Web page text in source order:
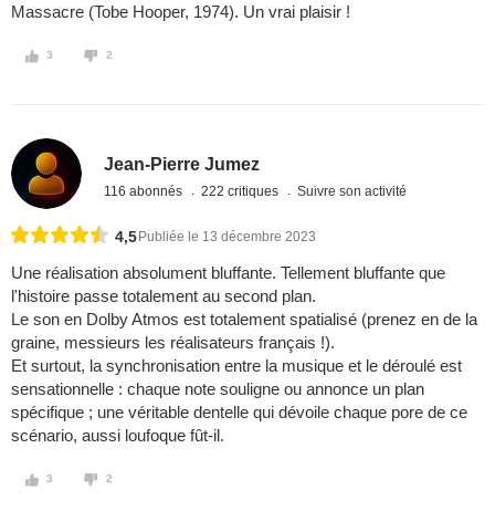
Massacre (Tobe Hooper, 1974). Un vrai plaisir !
3 2
Jean-Pierre Jumez
116 abonnés 222 critiques Suivre son activité
4,5 Publiée le 13 décembre 2023
Une réalisation absolument bluffante. Tellement bluffante que
l'histoire passe totalement au second plan.
Le son en Dolby Atmos est totalement spatialisé (prenez en de la
graine, messieurs les réalisateurs français !).
Et surtout, la synchronisation entre la musique et le déroulé est
sensationnelle : chaque note souligne ou annonce un plan
spécifique ; une véritable dentelle qui dévoile chaque pore de ce
scénario, aussi loufoque fût-il.
3 2